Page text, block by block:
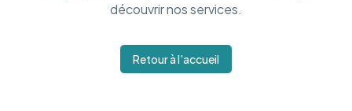
découvrir nos services.
Retour à l'accueil